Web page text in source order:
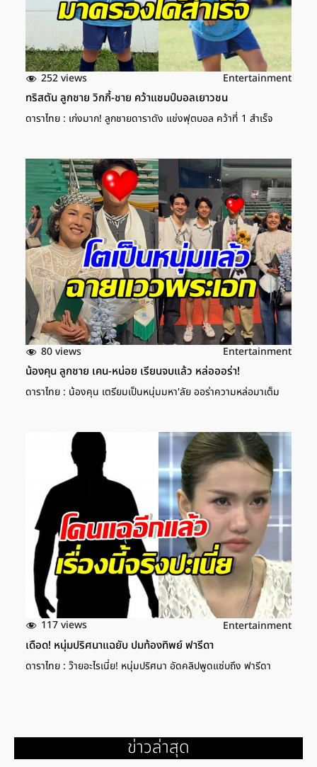
252 views Entertainment
ทริสตัน ลูกชาย วิกกี้-ชาย คว้าแชมป์บอลเยาวชน
ดาราไทย : เก่งมาก! ลูกชายดาราดัง แข่งฟุตบอล คว้าที่ 1 สำเร็จ
80 views Entertainment
น้องคุน ลูกชาย เคน-หน่อย เรียนจบแล้ว หล่อออร่า!
ดาราไทย : น้องคุน เตรียมเป็นหนุ่มมหา'ลัย ออร่าความหล่อมาเต็ม
117 views Entertainment
เดือด! หนุ่มปริศนาแฉยับ ปมท้องทิพย์ ฟารีดา
ดาราไทย : ว๊ายอะไรเนี่ย! หนุ่มปริศนา อัดคลิปพูดแซ่บถึง ฟารีดา
ข่าวล่าสุด